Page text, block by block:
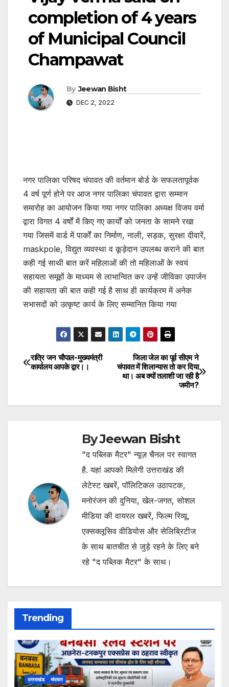
completion of 4 years
of Municipal Council
Champawat
By Jeewan Bisht
DEC 2, 2022
नगर पालिका परिषद चंपावत की वर्तमान बोर्ड के सफलतापूर्वक
4 वर्ष पूर्ण होने पर आज नगर पालिका चंपावत द्वारा सम्मान
समारोह का आयोजन किया गया नगर पालिका अध्यक्ष विजय वर्मा
द्वारा विगत 4 वर्षों में किए गए कार्यों को जनता के सामने रखा
गया जिसमें वार्ड में पार्कों का निर्माण, नाली, सड़क, सुरक्षा दीवारें,
maskpole, विद्युत व्यवस्था व कूड़ेदान उपलब्ध कराने की बात
कही गई साथी बात करें महिलाओं की तो महिलाओं के स्वयं
सहायता समूहों के माध्यम से लाभान्वित कर उन्हें जीविका उपार्जन
की सहायता की बात कही गई है साथ ही कार्यक्रम में अनेक
सभासदों को उत्कृष्ट कार्य के लिए सम्मानित किया गया
Post
जिला जेल का पूर्व सीएम ने
चंपावत में शिलान्यास तो कर दिया
था। अब क्यों तलाशी जा रही है
जमीन?
रात्रि जन चौपाल-मुख्यमंत्री
कार्यालय आपके द्वार।।
ByJeewan Bisht
"द पब्लिक मैटर" न्यूज़ चैनल पर स्वागत
है. यहां आपको मिलेगी उत्तराखंड की
लेटेस्ट खबरें, पॉलिटिकल उठापटक,
मनोरंजन की दुनिया, खेल-जगत, सोशल
मीडिया की वायरल खबरें, फिल्म रिव्यू,
एक्सक्लूसिव वीडियोस और सेलिब्रिटीज
के साथ बातचीत से जुड़े रहने के लिए बने
रहे "द पब्लिक मैटर" के साथ।
Trending
उत्तराखंड चंपावत